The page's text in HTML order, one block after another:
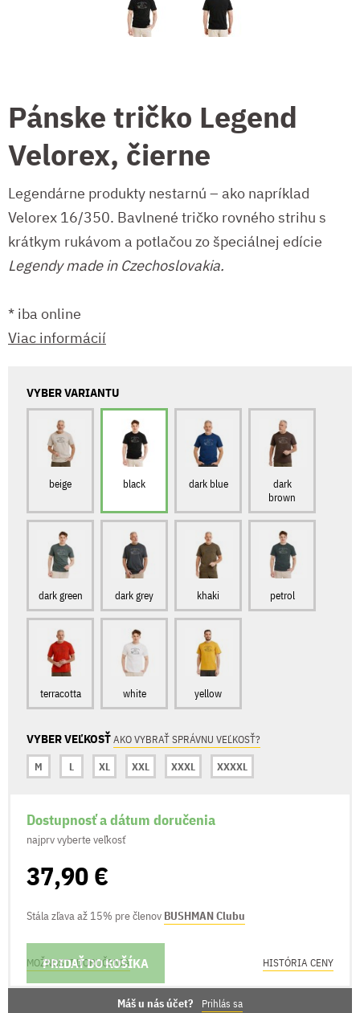
Pánske tričko Legend
Velorex, čierne
Legendárne produkty nestarnú – ako napríklad
Velorex 16/350. Bavlnené tričko rovného strihu s
krátkym rukávom a potlačou zo špeciálnej edície
Legendy made in Czechoslovakia.
* iba online
Viac informácií
VYBER VARIANTU
beige black dark blue
dark
brown
dark green dark grey khaki petrol
terracotta white yellow
VYBER VEĽKOSŤAKO VYBRAŤ SPRÁVNU VEĽKOSŤ?
M
L XL XXL XXXL XXXXL
Dostupnosť a dátum doručenia
najprv vyberte veľkosť
37,90 €
Stála zľava až 15% pre členov BUSHMAN Clubu
PRIDAŤ DO KOŠÍKA
MOŽNOSTI DORUČENIA HISTÓRIA CENY
Máš u nás účet? Prihlás sa